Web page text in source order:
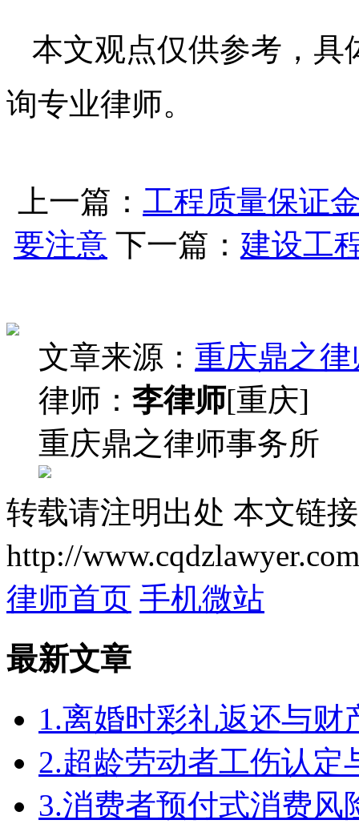
本文观点仅供参考，具
询专业律师。
上一篇： 工程质量保证
要注意 下一篇： 建设工
文章来源： 重庆鼎之
律师： 李律师[重庆]
重庆鼎之律师事务所
转载请注明出处 本文链
http://
律师首页 手机微站
最新文章
1.离婚时彩礼返还与财
2.超龄劳动者工伤认定
3.消费者预付式消费风